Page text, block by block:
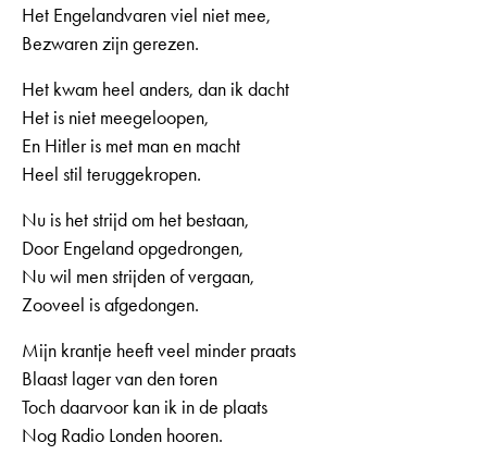
Het Engelandvaren viel niet mee,
Bezwaren zijn gerezen.
Het kwam heel anders, dan ik dacht
Het is niet meegeloopen,
En Hitler is met man en macht
Heel stil teruggekropen.
Nu is het strijd om het bestaan,
Door Engeland opgedrongen,
Nu wil men strijden of vergaan,
Zooveel is afgedongen.
Mijn krantje heeft veel minder praats
Blaast lager van den toren
Toch daarvoor kan ik in de plaats
Nog Radio Londen hooren.